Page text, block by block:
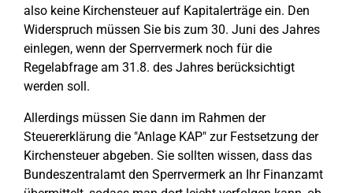
also keine Kirchensteuer auf Kapitalerträge ein. Den
Widerspruch müssen Sie bis zum 30. Juni des Jahres
einlegen, wenn der Sperrvermerk noch für die
Regelabfrage am 31.8. des Jahres berücksichtigt
werden soll.
Allerdings müssen Sie dann im Rahmen der
Steuererklärung die "Anlage KAP" zur Festsetzung der
Kirchensteuer abgeben. Sie sollten wissen, dass das
Bundeszentralamt den Sperrvermerk an Ihr Finanzamt